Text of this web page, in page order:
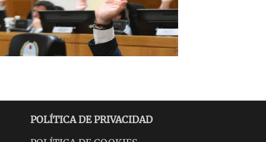
POLÍTICA DE PRIVACIDAD